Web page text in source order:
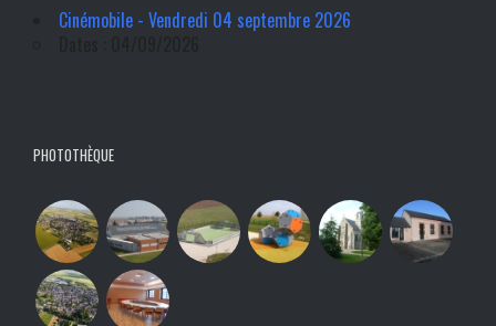
Cinémobile - Vendredi 04 septembre 2026
PHOTOTHÈQUE